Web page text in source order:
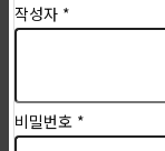
작성자 *
비밀번호 *